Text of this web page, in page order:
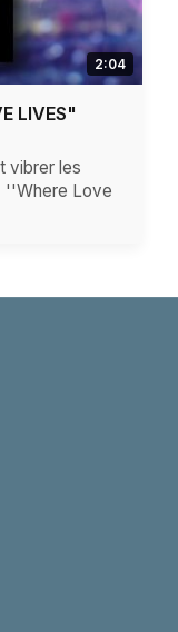
2:04
LIVES"
vibrer les
''Where Love